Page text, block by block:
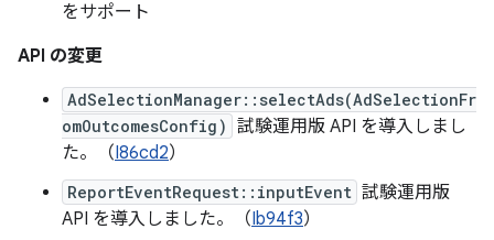
をサポート
API の変更
AdSelectionManager::selectAds(AdSelectionFr
omOutcomesConfig) 試験運用版 API を導入しまし
た。（I86cd2）
ReportEventRequest::inputEvent 試験運用版
API を導入しました。（Ib94f3）